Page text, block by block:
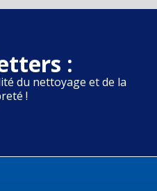
:
du nettoyage et de la
!